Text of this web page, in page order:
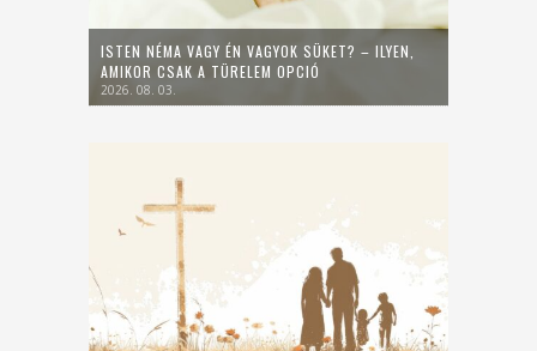
ISTEN NÉMA VAGY ÉN VAGYOK SÜKET? – ILYEN,
AMIKOR CSAK A TÜRELEM OPCIÓ
2026. 08. 03.